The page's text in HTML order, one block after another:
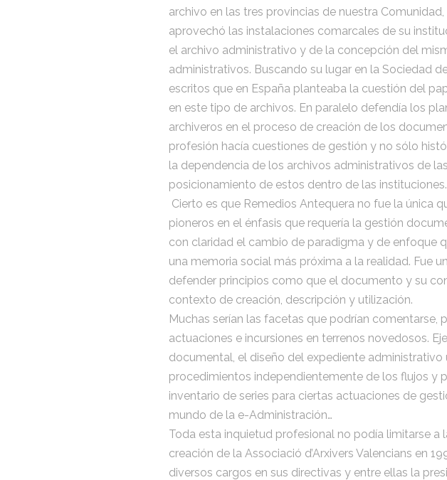
archivo en las tres provincias de nuestra
aprovechó las instalaciones comarcales de su
el archivo administrativo y de la concepción del
administrativos. Buscando su lugar en la Sociedad
escritos que en España planteaba la cuestión del
en este tipo de archivos. En paralelo defendía los
archiveros en el proceso de creación de los
profesión hacía cuestiones de gestión y no sólo
la dependencia de los archivos administrativos de
posicionamiento de estos dentro de las instituciones.
Cierto es que Remedios Antequera no fue la única
pioneros en el énfasis que requería la gestión
con claridad el cambio de paradigma y de enfoque
una memoria social más próxima a la realidad. Fue
defender principios como que el documento y su
contexto de creación, descripción y utilización.
Muchas serían las facetas que podrían
actuaciones e incursiones en terrenos novedosos.
documental, el diseño del expediente
procedimientos independientemente de los flujos y
inventario de series para ciertas actuaciones de
mundo de la e-Administración…
Toda esta inquietud profesional no podía limitarse
creación de la Associació d’Arxivers Valencians en
diversos cargos en sus directivas y entre ellas la